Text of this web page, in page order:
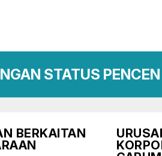
STATUS
BERKAITAN